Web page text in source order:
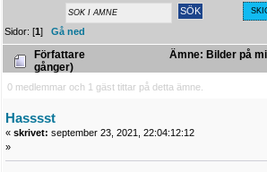
Sidor: [1]Gå ned
Författare
Ämne: Bilder på
gånger)
0 medlemmar och 1 gäst tittar på detta ämne.
Hasssst
« skrivet: september 23, 2021, 22:04:12:12
»